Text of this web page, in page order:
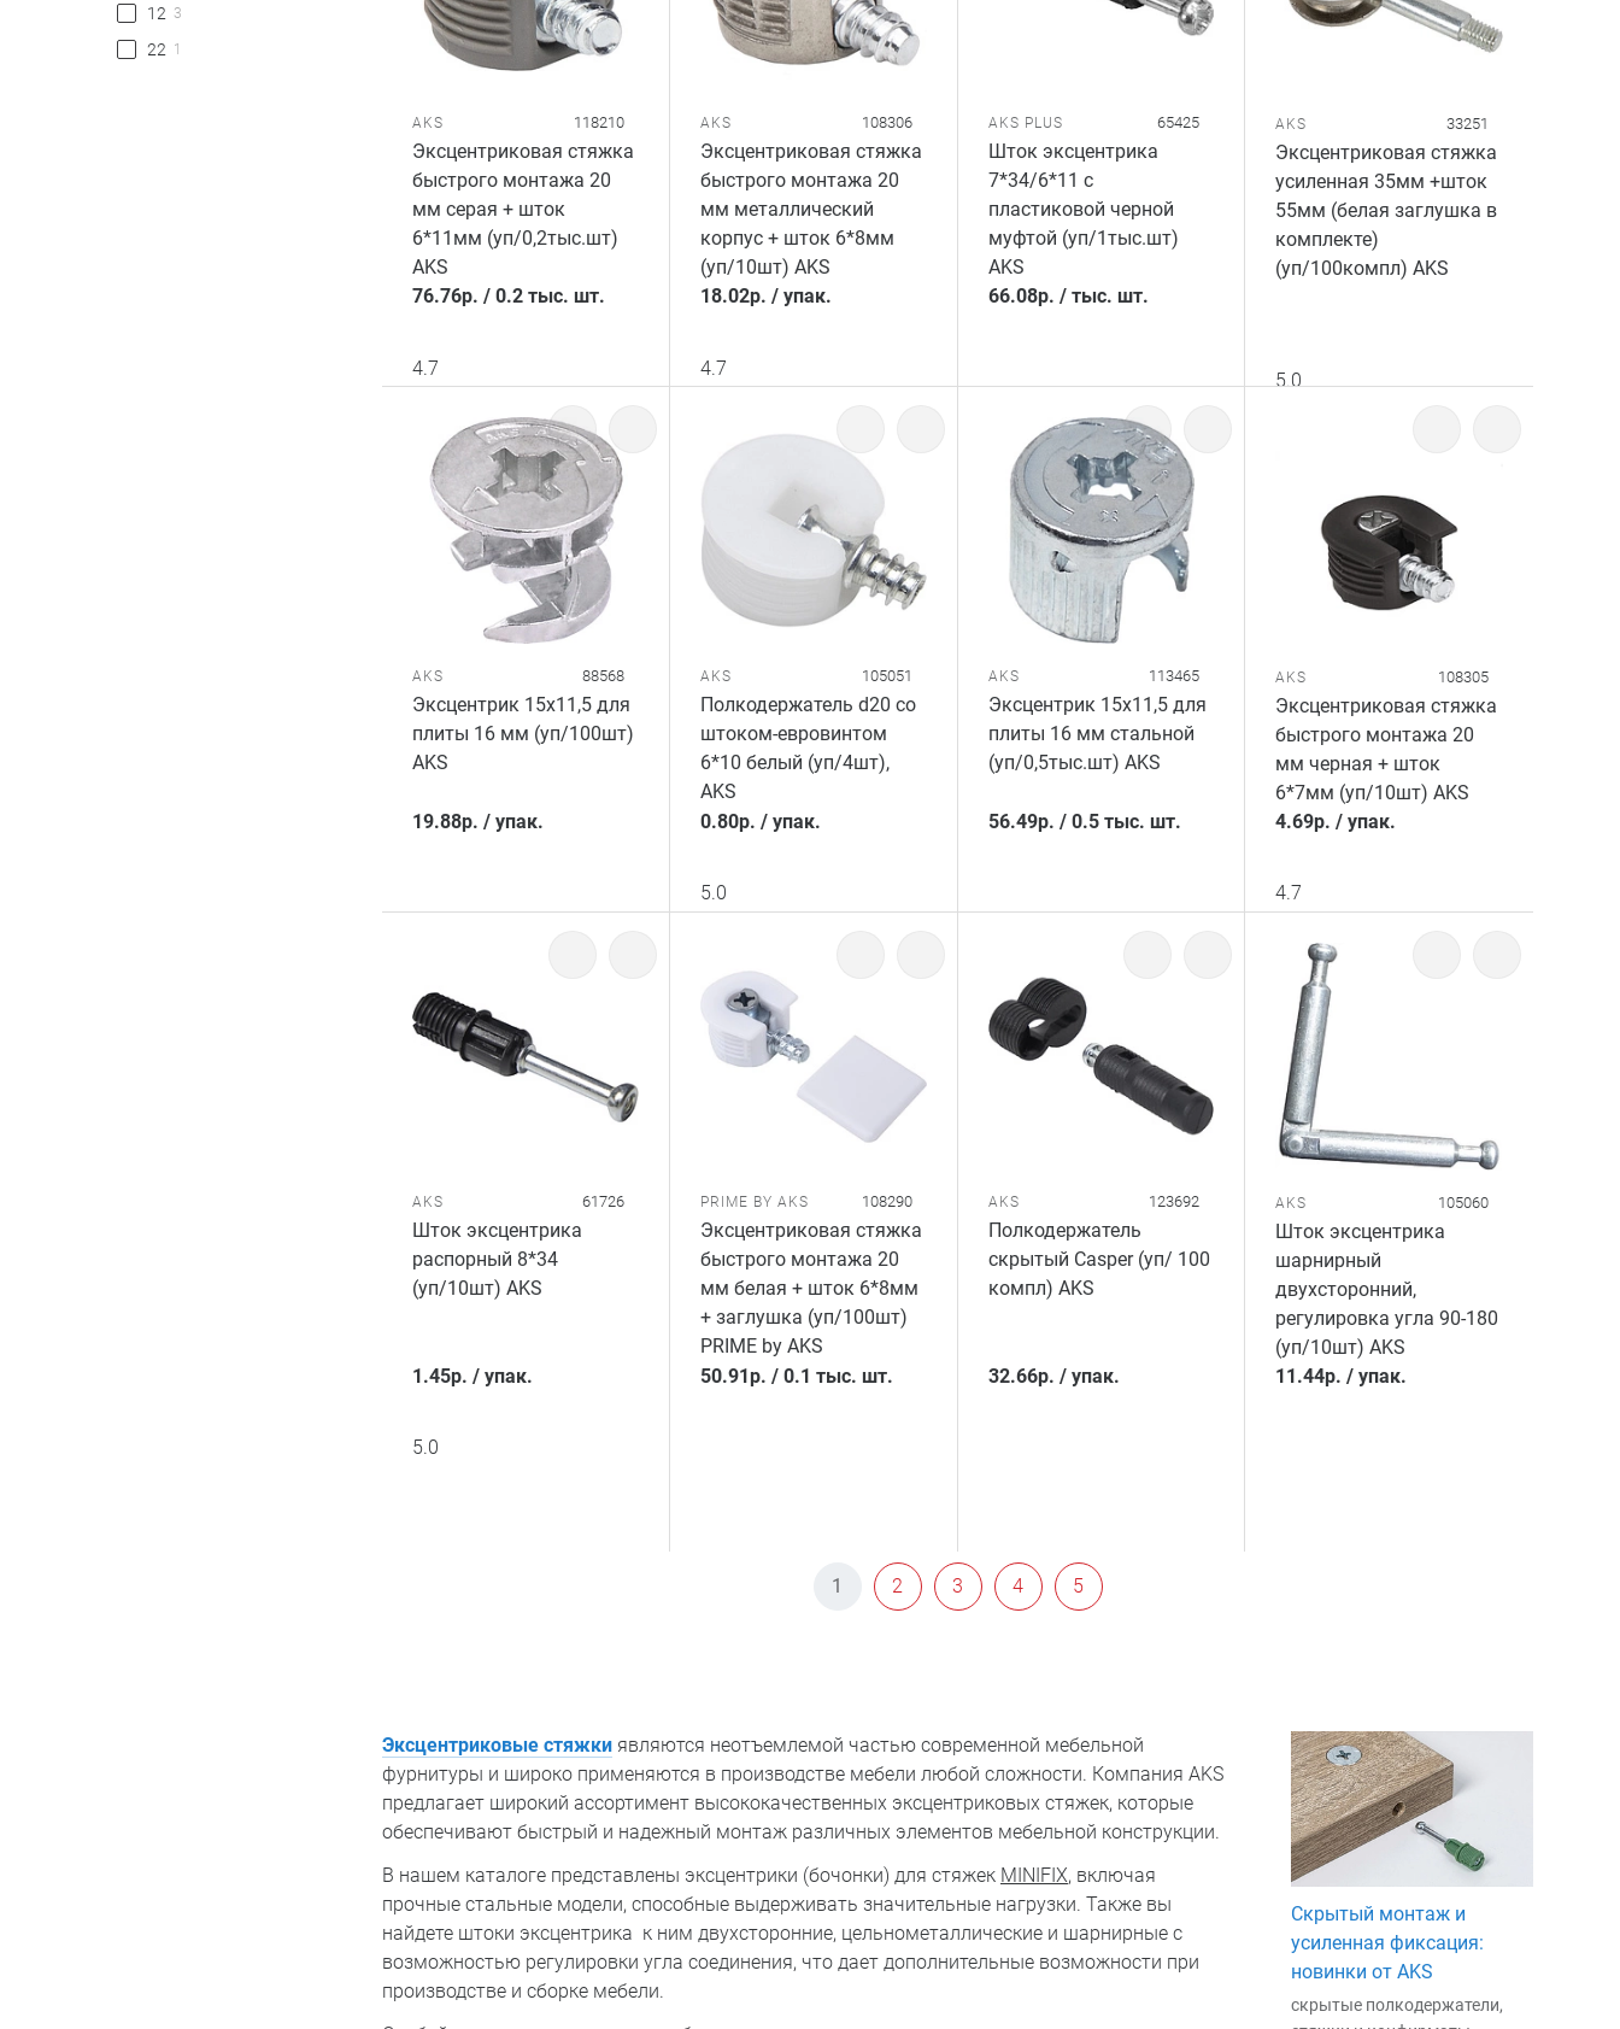
12 3
22 1
AKS 118210
Эксцентриковая стяжка
быстрого монтажа 20
мм серая + шток
6*11мм (уп/0,2тыс.шт)
AKS
76.76р. / 0.2 тыс. шт.
4.7
AKS 108306
Эксцентриковая стяжка
быстрого монтажа 20
мм металлический
корпус + шток 6*8мм
(уп/10шт) AKS
18.02р. / упак.
4.7
AKS PLUS 65425
Шток эксцентрика
7*34/6*11 с
пластиковой черной
муфтой (уп/1тыс.шт)
AKS
66.08р. / тыс. шт.
AKS 33251
Эксцентриковая стяжка
усиленная 35мм +шток
55мм (белая заглушка в
комплекте)
(уп/100компл) AKS
5.0
AKS 88568
Эксцентрик 15x11,5 для
плиты 16 мм (уп/100шт)
AKS
19.88р. / упак.
AKS 105051
Полкодержатель d20 со
штоком-евровинтом
6*10 белый (уп/4шт),
AKS
0.80р. / упак.
5.0
AKS 113465
Эксцентрик 15x11,5 для
плиты 16 мм стальной
(уп/0,5тыс.шт) AKS
56.49р. / 0.5 тыс. шт.
AKS 108305
Эксцентриковая стяжка
быстрого монтажа 20
мм черная + шток
6*7мм (уп/10шт) AKS
4.69р. /упак.
4.7
AKS 61726
Шток эксцентрика
распорный 8*34
(уп/10шт) AKS
1.45р. / упак.
5.0
PRIME BY AKS 108290
Эксцентриковая стяжка
быстрого монтажа 20
мм белая + шток 6*8мм
+ заглушка (уп/100шт)
PRIME by AKS
50.91р. / 0.1 тыс. шт.
AKS 123692
Полкодержатель
скрытый Casper (уп/ 100
компл) AKS
32.66р. / упак.
AKS 105060
Шток эксцентрика
шарнирный
двухсторонний,
регулировка угла 90-180
(уп/10шт) AKS
11.44р. /упак.
1 2 3 4 5
Эксцентриковые стяжки являются неотъемлемой частью современной мебельной
фурнитуры и широко применяются в производстве мебели любой сложности. Компания AKS
предлагает широкий ассортимент высококачественных эксцентриковых стяжек, которые
обеспечивают быстрый и надежный монтаж различных элементов мебельной конструкции.
В нашем каталоге представлены эксцентрики (бочонки) для стяжек MINIFIX, включая
прочные стальные модели, способные выдерживать значительные нагрузки. Также вы
найдете штоки эксцентрика к ним двухсторонние, цельнометаллические и шарнирные с
возможностью регулировки угла соединения, что дает дополнительные возможности при
производстве и сборке мебели.
Скрытый монтаж и
усиленная фиксация:
новинки от AKS
скрытые полкодержатели,